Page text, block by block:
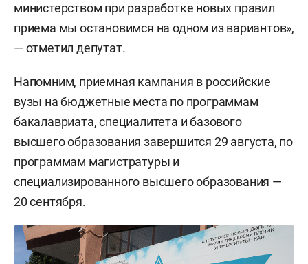
министерством при разработке новых правил
приема мы остановимся на одном из вариантов»,
— отметил депутат.
Напомним, приемная кампания в российские
вузы на бюджетные места по программам
бакалавриата, специалитета и базового
высшего образования завершится 29 августа, по
программам магистратуры и
специализированного высшего образования —
20 сентября.